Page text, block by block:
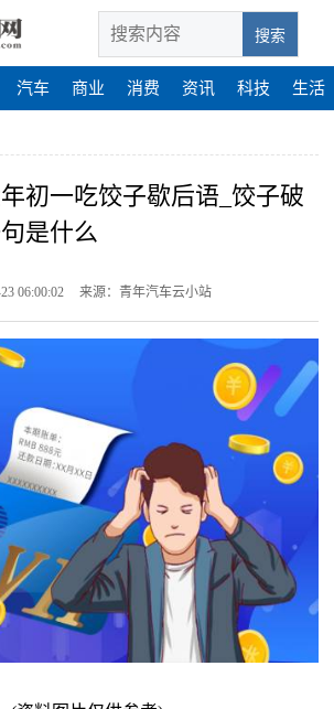
搜索
汽车 商业 消费 资讯 科技 生活
初一吃饺子歇后语_饺子破
是什么
06:00:02 来源：青年汽车云小站